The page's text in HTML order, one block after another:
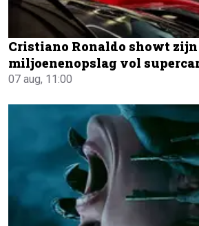
Cristiano Ronaldo showt
miljoenenopslag vol
07 aug, 11:00